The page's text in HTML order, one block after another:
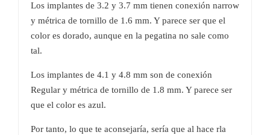
Los implantes de 3.2 y 3.7 mm tienen conexión narrow
y métrica de tornillo de 1.6 mm. Y parece ser que el
color es dorado, aunque en la pegatina no sale como
tal.
Los implantes de 4.1 y 4.8 mm son de conexión
Regular y métrica de tornillo de 1.8 mm. Y parece ser
que el color es azul.
Por tanto, lo que te aconsejaría, sería que al hace rla